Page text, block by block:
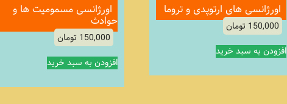
اورژانسی های ارتوپدی و تروما
150,000 تومان
افزودن به سبد خرید
اورژانسی مسمومیت ها و
حوادث
150,000 تومان
افزودن به سبد خرید